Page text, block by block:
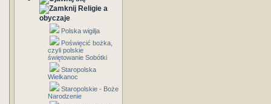
Religie a
obyczaje
Polska wigilja
Poświęcić bożka,
czyli polskie
świętowanie Sobótki
Staropolska
Wielkanoc
Staropolskie - Boże
Narodzenie